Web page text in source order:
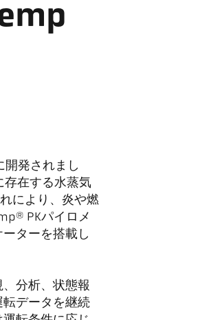
開発されまし
存在する水蒸気
により、炎や燃
PKパイロメ
ターを搭載し
分析、状態報
データを継続